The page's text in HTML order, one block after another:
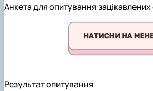
Анкета для опитування зацікавлених
Результат опитування